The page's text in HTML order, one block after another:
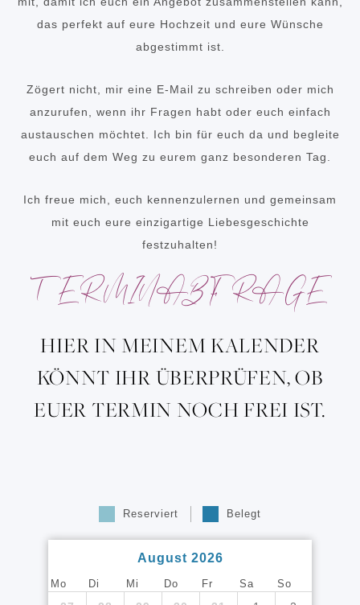
das perfekt auf eure Hochzeit und eure Wünsche
abgestimmt ist.
Zögert nicht, mir eine E-Mail zu schreiben oder mich
anzurufen, wenn ihr Fragen habt oder euch einfach
austauschen möchtet. Ich bin für euch da und begleite
euch auf dem Weg zu eurem ganz besonderen Tag.
Ich freue mich, euch kennenzulernen und gemeinsam
mit euch eure einzigartige Liebesgeschichte
festzuhalten!
TERMINABFRAGE
HIER IN MEINEM KALENDER
KÖNNT IHR ÜBERPRÜFEN, OB
EUER TERMIN NOCH FREI IST.
Reserviert Belegt
August 2026
Mo Di Mi Do Fr Sa So